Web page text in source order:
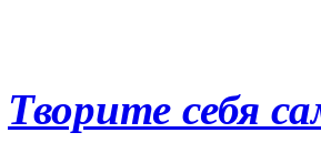
Творите себя